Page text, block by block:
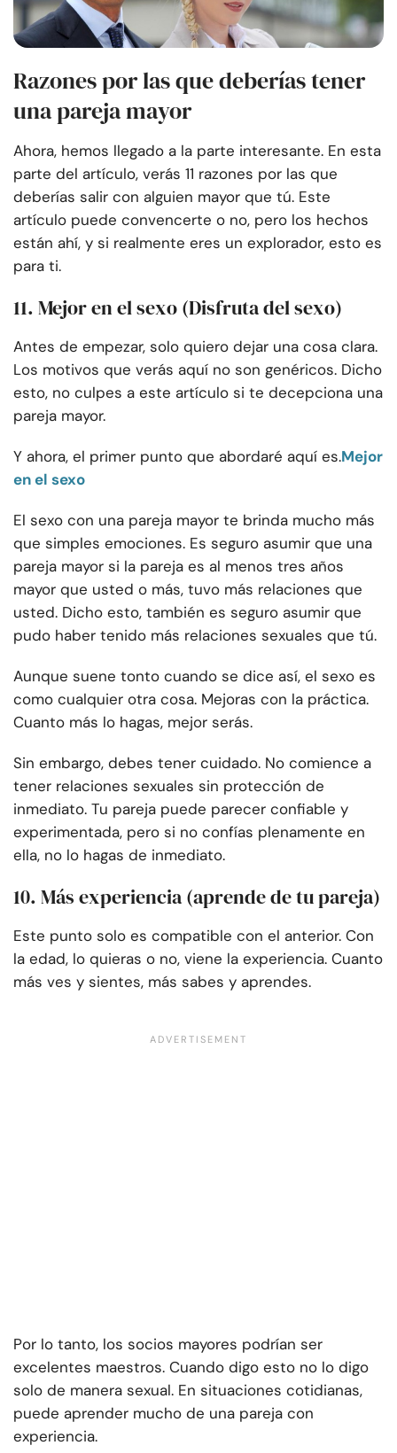
Razones por las que deberías tener
una pareja mayor
Ahora, hemos llegado a la parte interesante. En esta
parte del artículo, verás 11 razones por las que
deberías salir con alguien mayor que tú. Este
artículo puede convencerte o no, pero los hechos
están ahí, y si realmente eres un explorador, esto es
para ti.
11. Mejor en el sexo (Disfruta del sexo)
Antes de empezar, solo quiero dejar una cosa clara.
Los motivos que verás aquí no son genéricos. Dicho
esto, no culpes a este artículo si te decepciona una
pareja mayor.
Y ahora, el primer punto que abordaré aquí es.Mejor
en el sexo
El sexo con una pareja mayor te brinda mucho más
que simples emociones. Es seguro asumir que una
pareja mayor si la pareja es al menos tres años
mayor que usted o más, tuvo más relaciones que
usted. Dicho esto, también es seguro asumir que
pudo haber tenido más relaciones sexuales que tú.
Aunque suene tonto cuando se dice así, el sexo es
como cualquier otra cosa. Mejoras con la práctica.
Cuanto más lo hagas, mejor serás.
Sin embargo, debes tener cuidado. No comience a
tener relaciones sexuales sin protección de
inmediato. Tu pareja puede parecer confiable y
experimentada, pero si no confías plenamente en
ella, no lo hagas de inmediato.
10. Más experiencia (aprende de tu pareja)
Este punto solo es compatible con el anterior. Con
la edad, lo quieras o no, viene la experiencia. Cuanto
más ves y sientes, más sabes y aprendes.
Por lo tanto, los socios mayores podrían ser
excelentes maestros. Cuando digo esto no lo digo
solo de manera sexual. En situaciones cotidianas,
puede aprender mucho de una pareja con
experiencia.